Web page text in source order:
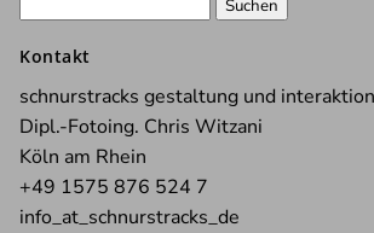
Kontakt
schnurstracks gestaltung und interaktion
Dipl.-Fotoing. Chris Witzani
Köln am Rhein
+49 1575 876 524 7
info_at_schnurstracks_de